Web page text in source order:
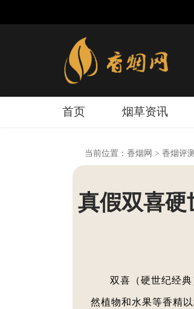
首页 烟草资讯
当前位置： 香烟网 > 香烟评测
真假双喜硬
双喜（硬世纪经
然植物和水果等香精